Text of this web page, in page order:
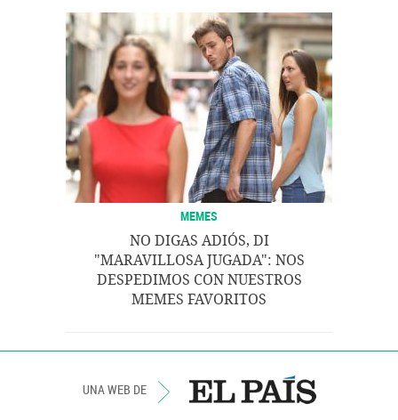
MEMES
NO DIGAS ADIÓS, DI
"MARAVILLOSA JUGADA": NOS
DESPEDIMOS CON NUESTROS
MEMES FAVORITOS
UNA WEB DE